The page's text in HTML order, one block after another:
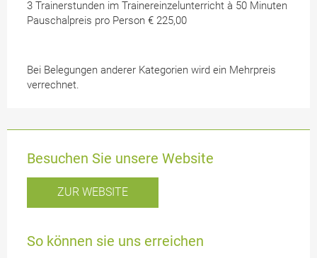
3 Trainerstunden im Trainereinzelunterricht à 50 Minuten
Pauschalpreis pro Person € 225,00
Bei Belegungen anderer Kategorien wird ein Mehrpreis
verrechnet.
Besuchen Sie unsere Website
ZUR WEBSITE
So können sie uns erreichen